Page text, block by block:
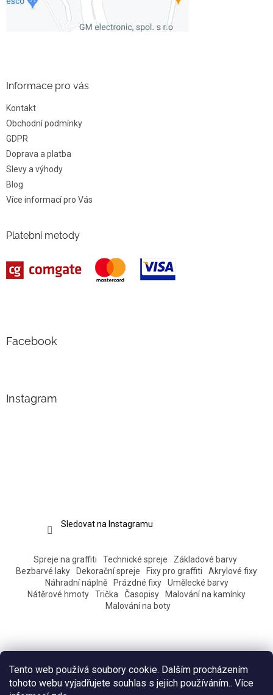
Tento web používá soubory cookie. Dalším procházením
tohoto webu vyjadřujete souhlas s jejich používáním.. Více
Informace pro vás
Kontakt
Obchodní podmínky
GDPR
Doprava a platba
Slevy a výhody
Blog
Více informací pro Vás
Platební metody
Facebook
Instagram
Sledovat na Instagramu
Spreje na graffiti Technické spreje
Základové barvy
Bezbarvé laky
Dekorační spreje Fixy pro graffiti
Akrylové fixy
Náhradní náplně
Prázdné fixy
Umělecké barvy
Nátěrové hmoty
Trička Časopisy
Malování na kamínky
Malování na boty